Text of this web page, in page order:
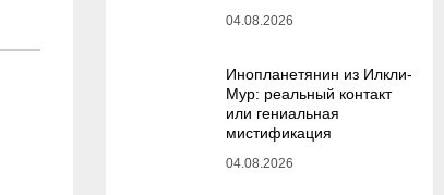
04.08.2026
Инопланетянин из Илкли-
Мур: реальный контакт
или гениальная
мистификация
04.08.2026